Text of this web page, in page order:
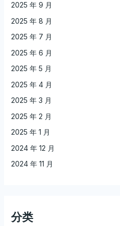
2025 年 9 月
2025 年 8 月
2025 年 7 月
2025 年 6 月
2025 年 5 月
2025 年 4 月
2025 年 3 月
2025 年 2 月
2025 年 1 月
2024 年 12 月
2024 年 11 月
分类